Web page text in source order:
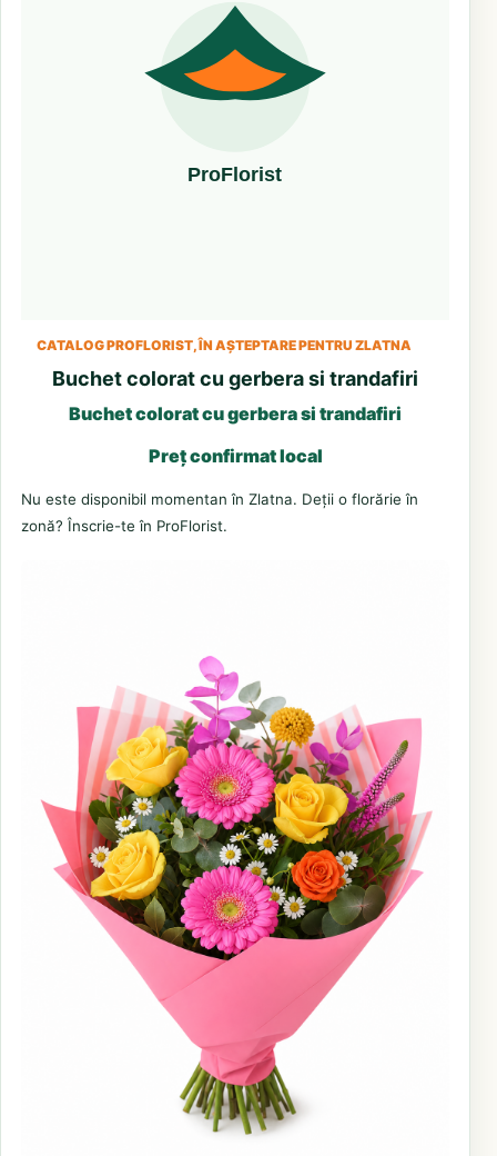
CATALOG PROFLORIST, ÎN AȘTEPTARE PENTRU ZLATNA
Buchet colorat cu gerbera si trandafiri
Buchet colorat cu gerbera si trandafiri
Preț confirmat local
Nu este disponibil momentan în Zlatna. Deții o florărie în
zonă? Înscrie-te în ProFlorist.